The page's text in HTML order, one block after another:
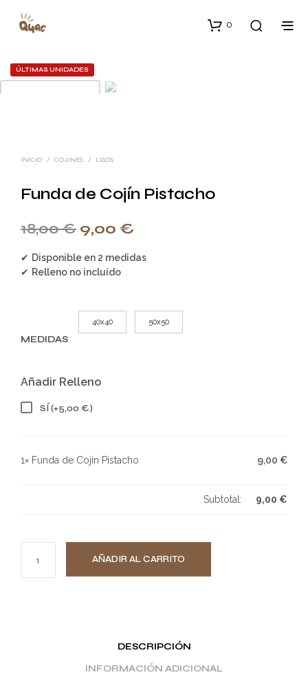
0
ÚLTIMAS UNIDADES
INICIO / COJINES / LISOS
Funda de Cojín Pistacho
18,00€ 9,00 €
✔ Disponible en 2 medidas
✔ Relleno no incluído
MEDIDAS
40x40 50x50
Añadir Relleno
SÍ(+5,00 €)
1× Funda de Cojín Pistacho 9,00 €
Subtotal: 9,00 €
AÑADIR AL CARRITO
DESCRIPCIÓN
INFORMACIÓN ADICIONAL